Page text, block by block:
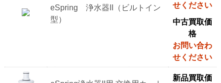
eSpring 浄水器II（ビルトイン
型）
せください
中古買取価
格
お問い合わ
せください
新品買取価